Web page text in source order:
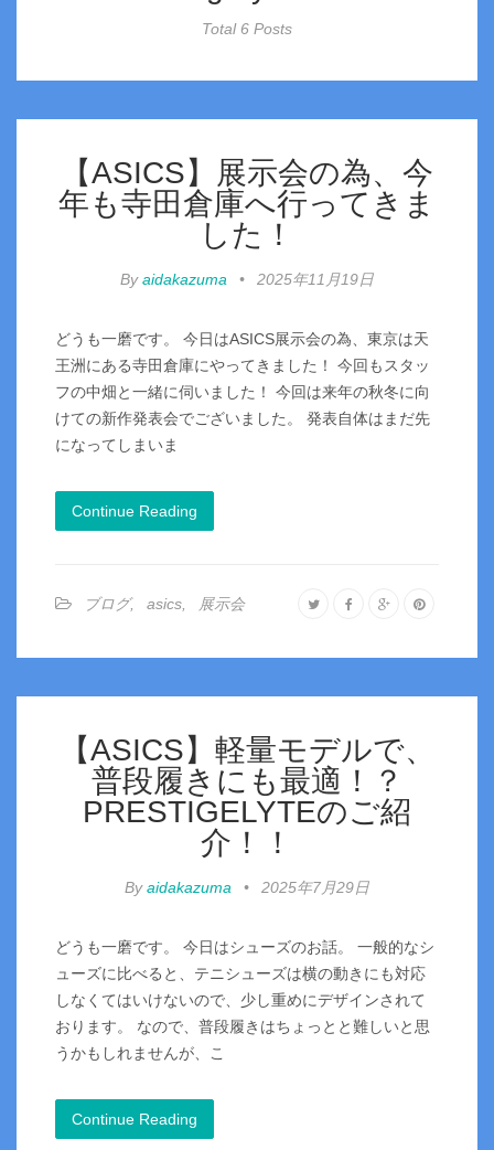
Total 6 Posts
【ASICS】展示会の為、今
年も寺田倉庫へ行ってきま
した！
Byaidakazuma • 2025年11月19日
どうも一磨です。 今日はASICS展示会の為、東京は天
王洲にある寺田倉庫にやってきました！ 今回もスタッ
フの中畑と一緒に伺いました！ 今回は来年の秋冬に向
けての新作発表会でございました。 発表自体はまだ先
になってしまいま
Continue Reading
ブログ, asics 展示会
【ASICS】軽量モデルで、
普段履きにも最適！？
PRESTIGELYTEのご紹
介！！
Byaidakazuma • 2025年7月29日
どうも一磨です。 今日はシューズのお話。 一般的なシ
ューズに比べると、テニシューズは横の動きにも対応
しなくてはいけないので、少し重めにデザインされて
おります。 なので、普段履きはちょっとと難しいと思
うかもしれませんが、こ
Continue Reading